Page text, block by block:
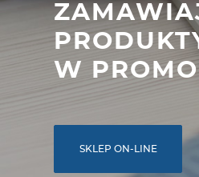
W
SKLEP ON-LINE